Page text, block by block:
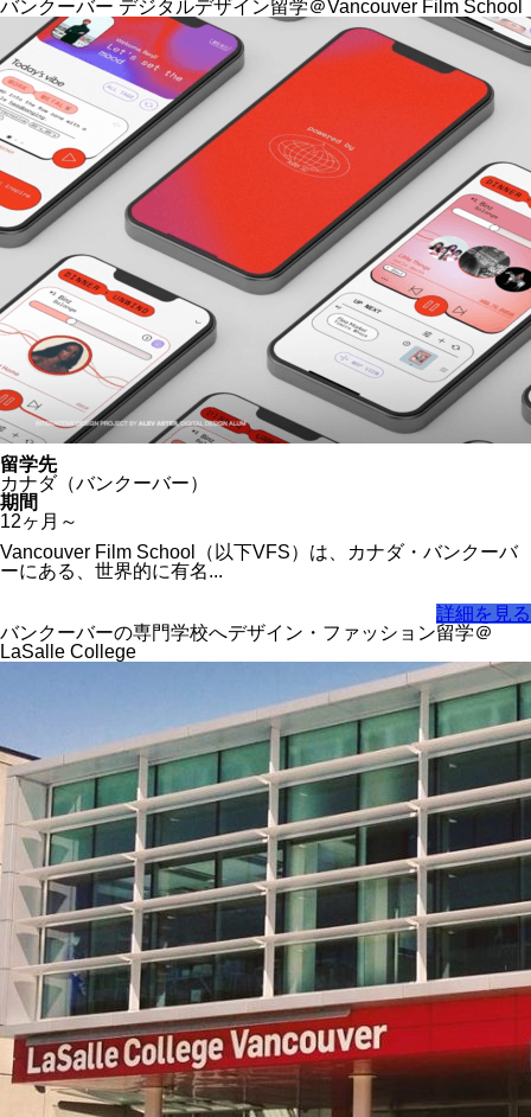
バンクーバー デジタルデザイン留学＠Vancouver Film School
留学先
カナダ（バンクーバー）
期間
12ヶ月～
Vancouver Film School（以下VFS）は、カナダ・バンクーバ
ーにある、世界的に有名...
詳細を見る
バンクーバーの専門学校へデザイン・ファッション留学＠
LaSalle College